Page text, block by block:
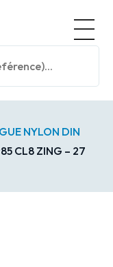
NYLON DIN
CL8 ZING – 27